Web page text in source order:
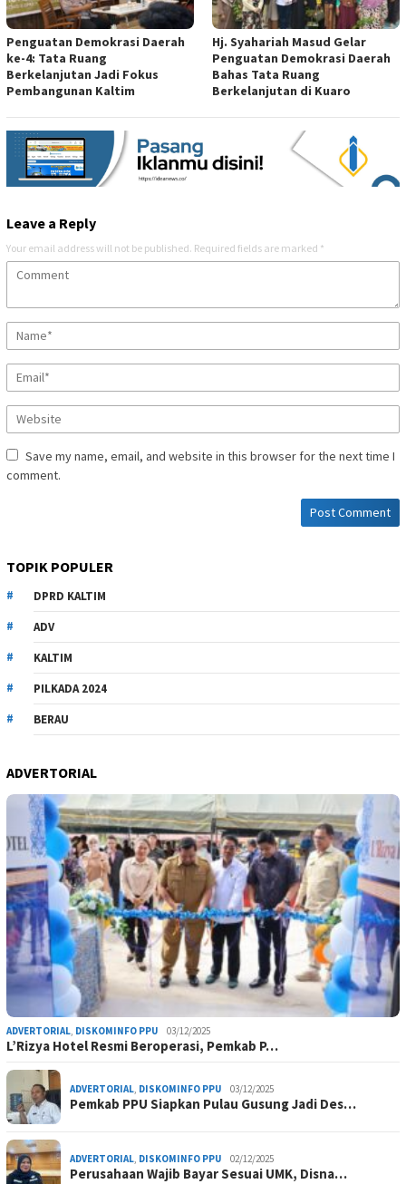
Penguatan Demokrasi Daerah
ke-4: Tata Ruang
Berkelanjutan Jadi Fokus
Pembangunan Kaltim
Hj. Syahariah Masud Gelar
Penguatan Demokrasi Daerah
Bahas Tata Ruang
Berkelanjutan di Kuaro
Leave a Reply
Your email address will not be published. Required fields are marked *
Save my name, email, and website in this browser for the next time I
comment.
TOPIK POPULER
DPRD KALTIM
ADV
KALTIM
PILKADA 2024
BERAU
ADVERTORIAL
ADVERTORIAL, DISKOMINFO PPU 03/12/2025
L’Rizya Hotel Resmi Beroperasi, Pemkab P…
ADVERTORIAL, DISKOMINFO PPU 03/12/2025
Pemkab PPU Siapkan Pulau Gusung Jadi Des…
ADVERTORIAL, DISKOMINFO PPU 02/12/2025
Perusahaan Wajib Bayar Sesuai UMK, Disna…